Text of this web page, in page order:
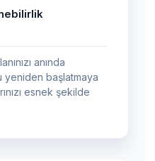
anında
yeniden başlatmaya
esnek şekilde